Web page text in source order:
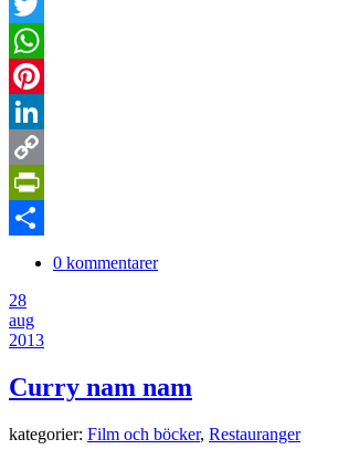
Facebook
Twitter
WhatsApp
Pinterest
LinkedIn
Copy
Link
PrintFriendly
0 kommentarer
28
aug
2013
Curry nam nam
kategorier: Film och böcker, Restauranger